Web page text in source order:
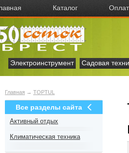
Каталог
Электроинструмент Садовая
Главная → TOPTUL
Все разделы сайта
Активный отдых
Климатическая техника